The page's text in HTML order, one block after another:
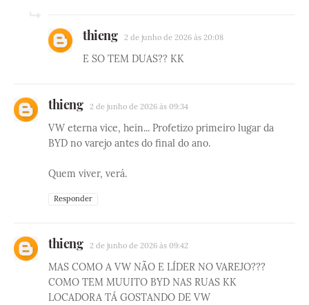
thieng 2 de junho de 2026 às 20:08
E SO TEM DUAS?? KK
thieng 2 de junho de 2026 às 09:34
VW eterna vice, hein... Profetizo primeiro lugar da
BYD no varejo antes do final do ano.
Quem viver, verá.
Responder
thieng 2 de junho de 2026 às 09:42
MAS COMO A VW NÃO E LÍDER NO VAREJO???
COMO TEM MUUITO BYD NAS RUAS KK
LOCADORA TÁ GOSTANDO DE VW